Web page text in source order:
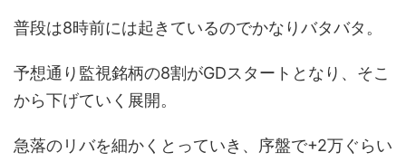
普段は8時前には起きているのでかなりバタバタ。
予想通り監視銘柄の8割がGDスタートとなり、そこ
から下げていく展開。
急落のリバを細かくとっていき、序盤で+2万ぐらい